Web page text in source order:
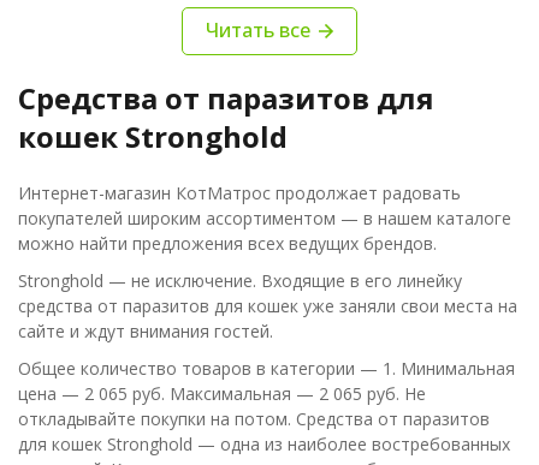
Читать все
Средства от паразитов для
кошек Stronghold
Интернет-магазин КотМатрос продолжает радовать
покупателей широким ассортиментом — в нашем каталоге
можно найти предложения всех ведущих брендов.
Stronghold — не исключение. Входящие в его линейку
средства от паразитов для кошек уже заняли свои места на
сайте и ждут внимания гостей.
Общее количество товаров в категории — 1. Минимальная
цена — 2 065 руб. Максимальная — 2 065 руб. Не
откладывайте покупки на потом. Средства от паразитов
для кошек Stronghold — одна из наиболее востребованных